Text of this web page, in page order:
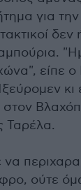
για
είπε ο
κι
στον
Ταρέλα.
ούτε